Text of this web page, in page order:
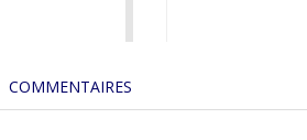
COMMENTAIRES